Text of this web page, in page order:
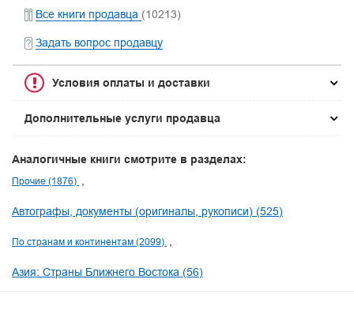
Все книги продавца (10213)
Задать вопрос продавцу
Условия оплаты и доставки
Дополнительные услуги продавца
Аналогичные книги смотрите в разделах:
Прочие (1876)
Автографы, документы (оригиналы, рукописи) (525)
По странам и континентам (2099)
Азия: Страны Ближнего Востока (56)